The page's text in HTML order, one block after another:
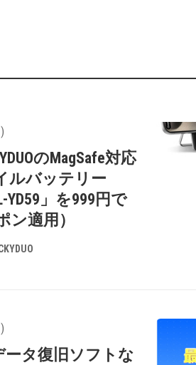
のMagSafe対応
ルバッテリー
YD59」を999円で
ン適用）
ータ復旧ソフトな